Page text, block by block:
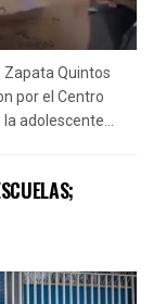
Zapata Quintos
por el Centro
adolescente...